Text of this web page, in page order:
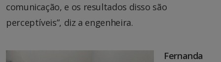
comunicação, e os resultados disso são
perceptíveis”, diz a engenheira.
Fernanda